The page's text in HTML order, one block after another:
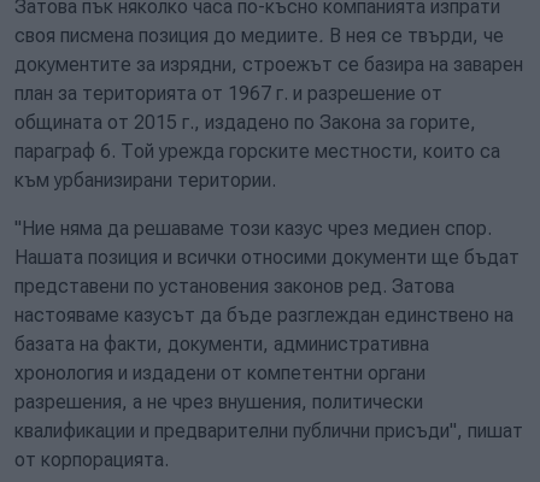
Затова пък няколко часа по-късно компанията изпрати
своя писмена позиция до медиите. В нея се твърди, че
документите за изрядни, строежът се базира на заварен
план за територията от 1967 г. и разрешение от
общината от 2015 г., издадено по Закона за горите,
параграф 6. Той урежда горските местности, които са
към урбанизирани територии.
"Ние няма да решаваме този казус чрез медиен спор.
Нашата позиция и всички относими документи ще бъдат
представени по установения законов ред. Затова
настояваме казусът да бъде разглеждан единствено на
базата на факти, документи, административна
хронология и издадени от компетентни органи
разрешения, а не чрез внушения, политически
квалификации и предварителни публични присъди", пишат
от корпорацията.